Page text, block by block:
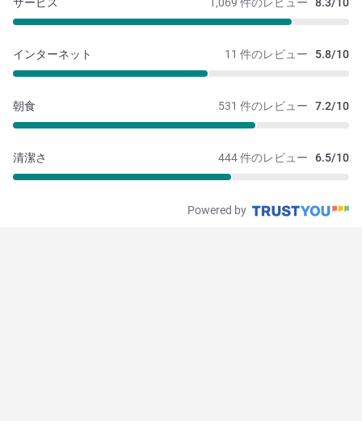
11 件のレビュー 5.8/10
インターネット
531 件のレビュー 7.2/10
朝食
444 件のレビュー 6.5/10
清潔さ
Powered by